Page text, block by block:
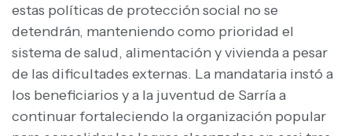
estas políticas de protección social no se
detendrán, manteniendo como prioridad el
sistema de salud, alimentación y vivienda a pesar
de las dificultades externas. La mandataria instó a
los beneficiarios y a la juventud de Sarría a
continuar fortaleciendo la organización popular